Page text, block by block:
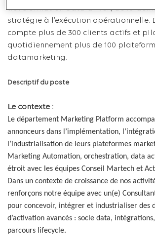
transformation data-driven, de la
stratégie à l’exécution opérationnelle.
compte plus de 300 clients actifs et
quotidiennement plus de 100
datamarketing.
Descriptif du poste
Le contexte :
Le département Marketing Platform
annonceurs dans l’implémentation,
l’industrialisation de leurs plateformes
Marketing Automation, orchestration, data
étroit avec les équipes Conseil Martech et
Dans un contexte de croissance de nos
renforçons notre équipe avec un(e)
pour concevoir, intégrer et industrialiser des
d’activation avancés : socle data,
parcours lifecycle.